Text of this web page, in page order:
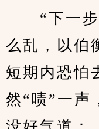
“下一步
么乱，以伯
短期内恐怕
然“啧”一声